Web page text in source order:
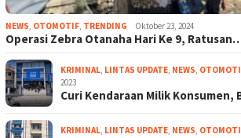
NEWS OTOMOTIF TRENDING Oktober 23, 2024
Operasi Zebra Otanaha Hari Ke 9,
KRIMINAL LINTAS UPDATE NEWS
2023
Curi Kendaraan Milik Konsumen,
KRIMINAL LINTAS UPDATE NEWS